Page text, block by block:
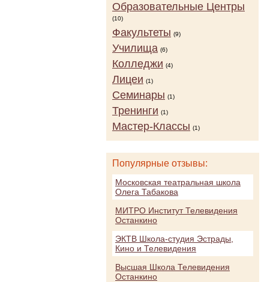
Образовательные Центры
(10)
Факультеты (9)
Училища (6)
Колледжи (4)
Лицеи (1)
Семинары (1)
Тренинги (1)
Мастер-Классы (1)
Популярные отзывы:
Московская театральная школа
Олега Табакова
МИТРО Институт Телевидения
Останкино
ЭКТВ Школа-студия Эстрады,
Кино и Телевидения
Высшая Школа Телевидения
Останкино